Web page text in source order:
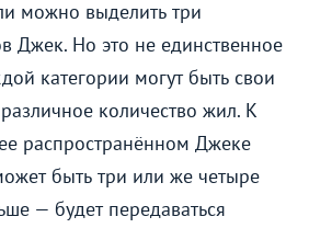
можно выделить три
Джек. Но это не единственное
категории могут быть свои
количество жил. К
распространённом Джеке
быть три или же четыре
— будет передаваться